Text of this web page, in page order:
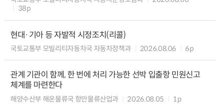
38p
현대·기아 등 자발적 시정조치(리콜)
국토교통부 모빌리티자동차국 자동차정책과 2026.08.06 6p
관계 기관이 함께, 한 번에 처리 가능한 선박 입출항 민원신고
체계를 마련한다
해양수산부 해운물류국 항만물류산업과 2026.08.05 1p